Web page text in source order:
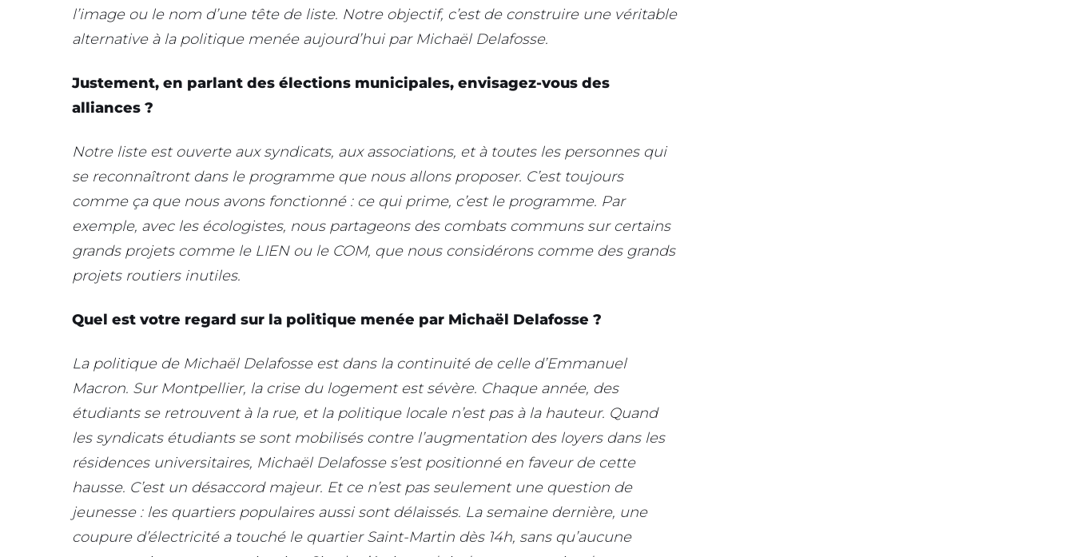
l’image ou le nom d’une tête de liste. Notre objectif, c’est de construire une véritable
alternative à la politique menée aujourd’hui par Michaël Delafosse.
Justement, en parlant des élections municipales, envisagez-vous des
alliances ?
Notre liste est ouverte aux syndicats, aux associations, et à toutes les personnes qui
se reconnaîtront dans le programme que nous allons proposer. C’est toujours
comme ça que nous avons fonctionné : ce qui prime, c’est le programme. Par
exemple, avec les écologistes, nous partageons des combats communs sur certains
grands projets comme le LIEN ou le COM, que nous considérons comme des grands
projets routiers inutiles.
Quel est votre regard sur la politique menée par Michaël Delafosse ?
La politique de Michaël Delafosse est dans la continuité de celle d’Emmanuel
Macron. Sur Montpellier, la crise du logement est sévère. Chaque année, des
étudiants se retrouvent à la rue, et la politique locale n’est pas à la hauteur. Quand
les syndicats étudiants se sont mobilisés contre l’augmentation des loyers dans les
résidences universitaires, Michaël Delafosse s’est positionné en faveur de cette
hausse. C’est un désaccord majeur. Et ce n’est pas seulement une question de
jeunesse : les quartiers populaires aussi sont délaissés. La semaine dernière, une
coupure d’électricité a touché le quartier Saint-Martin dès 14h, sans qu’aucune